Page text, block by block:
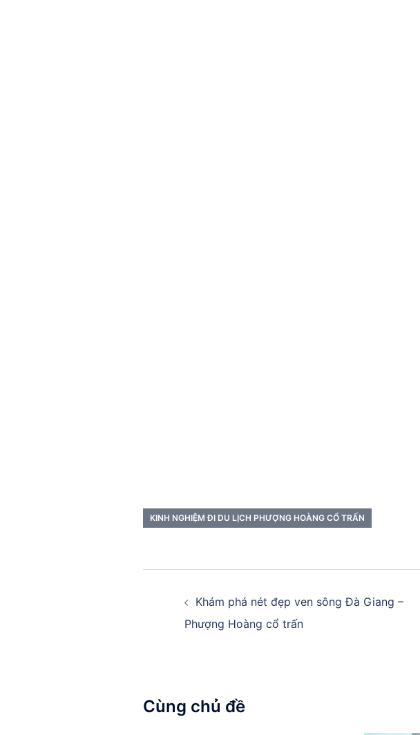
KINH NGHIỆM ĐI DU LỊCH PHƯỢNG HOÀNG CỔ TRẤN
hướngKhám phá nét đẹp ven sông Đà Giang –
Phượng Hoàng cổ trấn
Cùng chủ đề